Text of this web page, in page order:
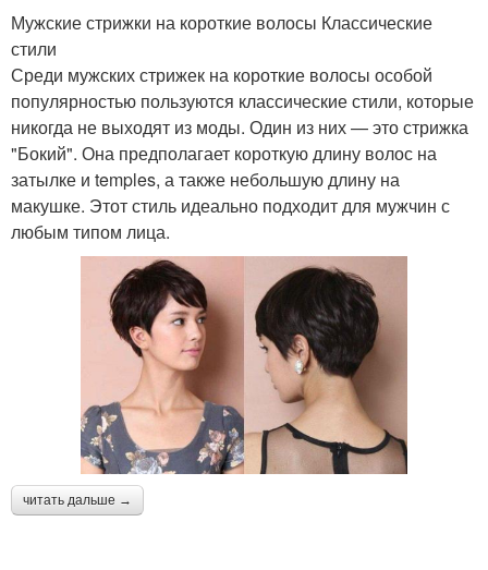
Мужские стрижки на короткие волосы Классические
стили
Среди мужских стрижек на короткие волосы особой
популярностью пользуются классические стили, которые
никогда не выходят из моды. Один из них — это стрижка
"Бокий". Она предполагает короткую длину волос на
затылке и temples, а также небольшую длину на
макушке. Этот стиль идеально подходит для мужчин с
любым типом лица.
читать дальше →